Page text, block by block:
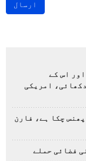
ارسال
اس کے
امریکی
چکا ہے، فارن
فضائی حملے